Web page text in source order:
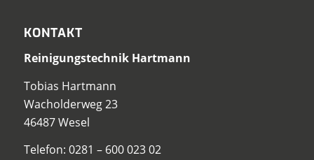
KONTAKT
Reinigungstechnik Hartmann
Tobias Hartmann
Wacholderweg 23
46487 Wesel
Telefon: 0281 – 600 023 02